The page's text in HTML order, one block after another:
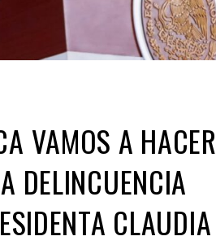
VAMOS A HACER
DELINCUENCIA
CLAUDIA